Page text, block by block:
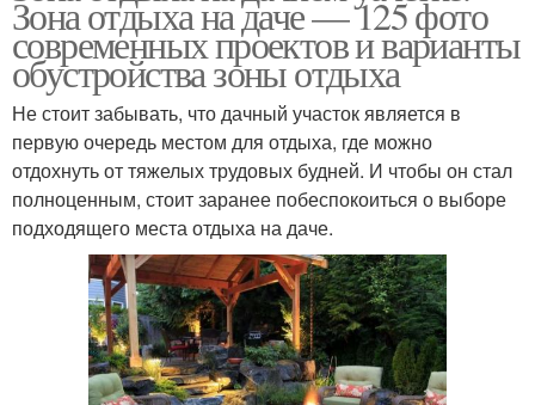
Зона отдыха на даче — 125 фото
современных проектов и варианты
обустройства зоны отдыха
Не стоит забывать, что дачный участок является в
первую очередь местом для отдыха, где можно
отдохнуть от тяжелых трудовых будней. И чтобы он стал
полноценным, стоит заранее побеспокоиться о выборе
подходящего места отдыха на даче.